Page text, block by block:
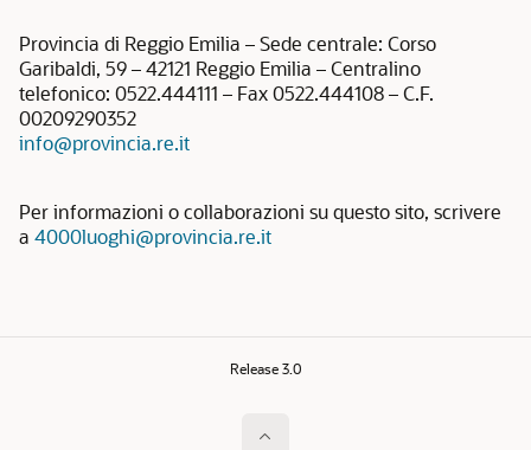
Provincia di Reggio Emilia – Sede centrale: Corso
Garibaldi, 59 – 42121 Reggio Emilia – Centralino
telefonico: 0522.444111 – Fax 0522.444108 – C.F.
00209290352
info@provincia.re.it
Per informazioni o collaborazioni su questo sito, scrivere
a 4000luoghi@provincia.re.it
Release 3.0